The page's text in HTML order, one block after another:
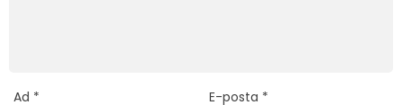
Ad * E-posta *